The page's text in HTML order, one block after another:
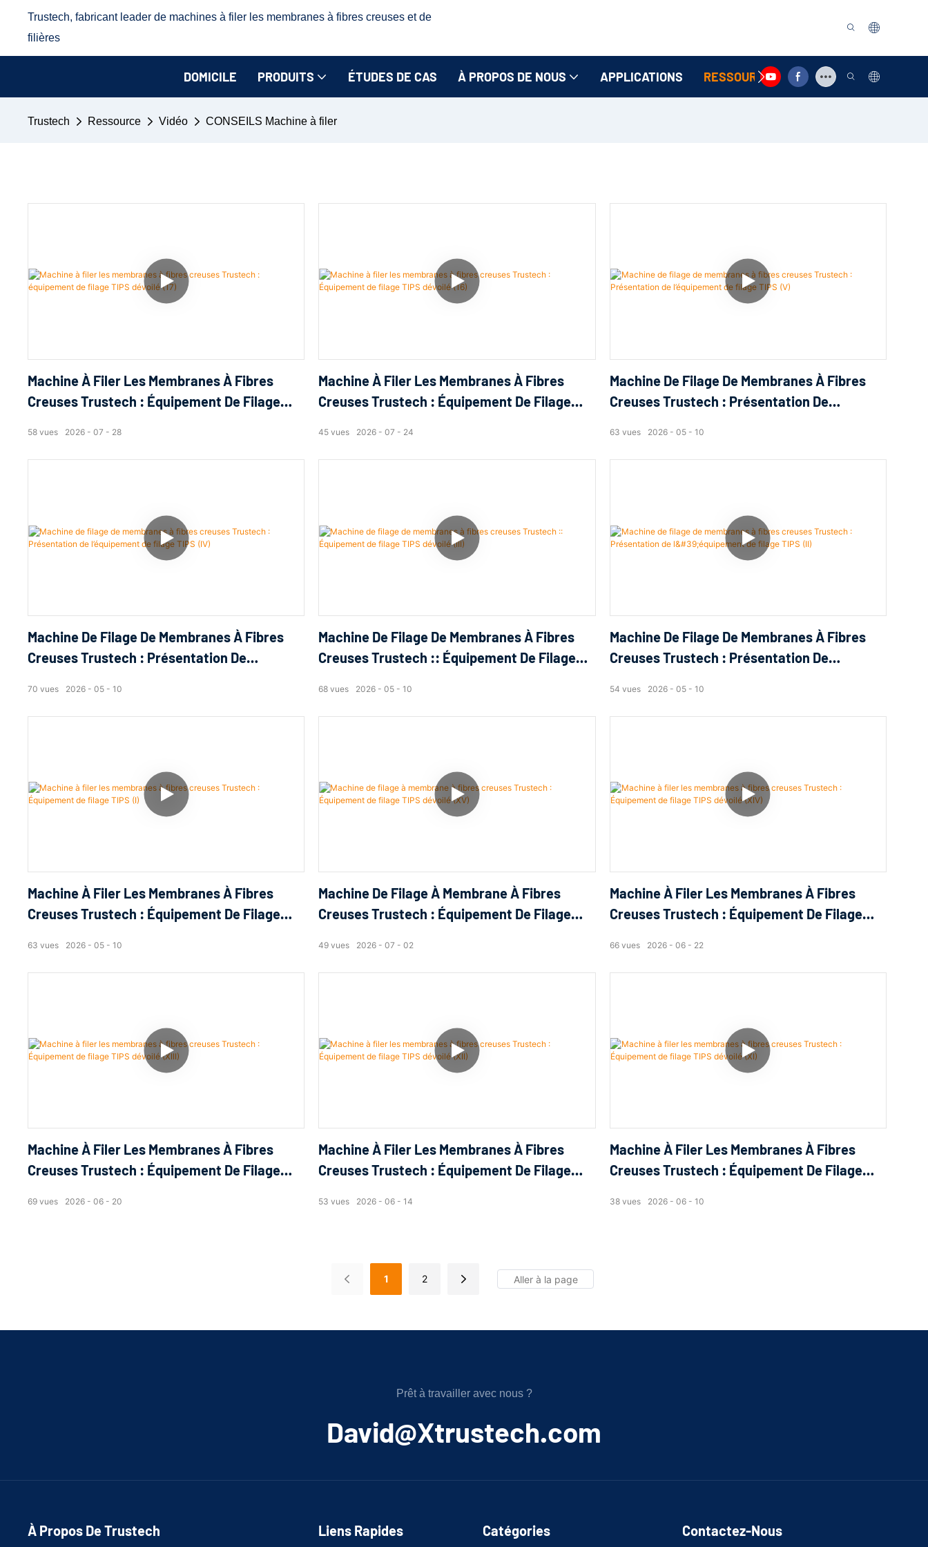
Trustech, fabricant leader de machines à filer les membranes à fibres creuses et de
filières
DOMICILE PRODUITS ÉTUDES DE CAS À PROPOS DE NOUS APPLICATIONS RESSOURCE CONTACTEZ-NOUS
Trustech Ressource Vidéo CONSEILS Machine à filer
Machine À Filer Les Membranes À Fibres
Creuses Trustech : Équipement De Filage
2026 07 28
58 vues
Machine À Filer Les Membranes À Fibres
Creuses Trustech : Équipement De Filage
2026 07 24
45 vues
Machine De Filage De Membranes À Fibres
Creuses Trustech : Présentation De
2026 05 10
63 vues
Machine De Filage De Membranes À Fibres
Creuses Trustech : Présentation De
2026 05 10
70 vues
Machine De Filage De Membranes À Fibres
Creuses Trustech :: Équipement De Filage
2026 05 10
68 vues
Machine De Filage De Membranes À Fibres
Creuses Trustech : Présentation De
2026 05 10
54 vues
Machine À Filer Les Membranes À Fibres
Creuses Trustech : Équipement De Filage
2026 05 10
63 vues
Machine De Filage À Membrane À Fibres
Creuses Trustech : Équipement De Filage
2026 07 02
49 vues
Machine À Filer Les Membranes À Fibres
Creuses Trustech : Équipement De Filage
2026 06 22
66 vues
Machine À Filer Les Membranes À Fibres
Creuses Trustech : Équipement De Filage
2026 06 20
69 vues
Machine À Filer Les Membranes À Fibres
Creuses Trustech : Équipement De Filage
2026 06 14
53 vues
Machine À Filer Les Membranes À Fibres
Creuses Trustech : Équipement De Filage
2026 06 10
38 vues
1 2
Prêt à travailler avec nous ?
﻿David@Xtrustech.com
À Propos De Trustech Liens Rapides Catégories Contactez-Nous